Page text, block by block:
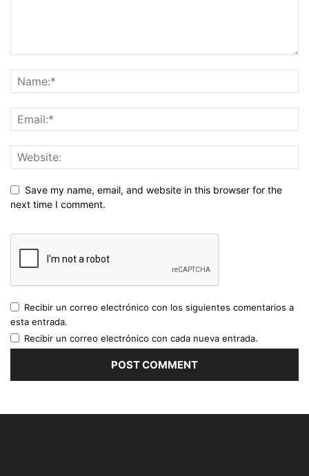
Save my name, email, and website in this browser for the
next time I comment.
Recibir un correo electrónico con los siguientes comentarios a
esta entrada.
Recibir un correo electrónico con cada nueva entrada.